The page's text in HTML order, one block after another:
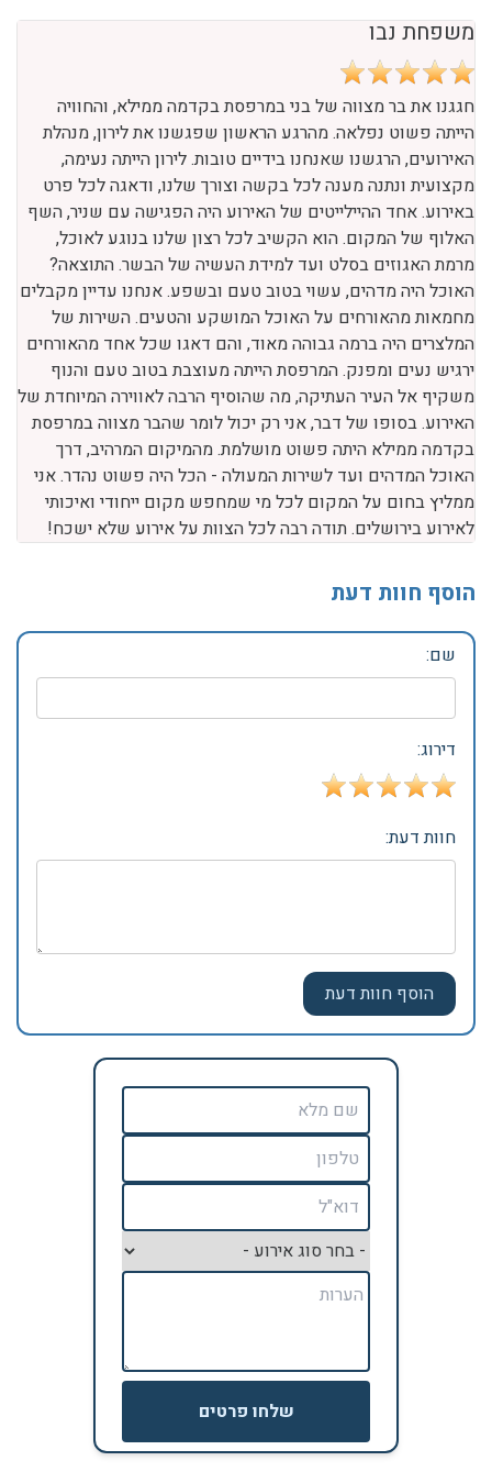
משפחת נבו
חגגנו את בר מצווה של בני במרפסת בקדמה ממילא, והחוויה
הייתה פשוט נפלאה. מהרגע הראשון שפגשנו את לירון, מנהלת
האירועים, הרגשנו שאנחנו בידיים טובות. לירון הייתה נעימה,
מקצועית ונתנה מענה לכל בקשה וצורך שלנו, ודאגה לכל פרט
באירוע. אחד ההיילייטים של האירוע היה הפגישה עם שניר, השף
האלוף של המקום. הוא הקשיב לכל רצון שלנו בנוגע לאוכל,
מרמת האגוזים בסלט ועד למידת העשיה של הבשר. התוצאה?
האוכל היה מדהים, עשוי בטוב טעם ובשפע. אנחנו עדיין מקבלים
מחמאות מהאורחים על האוכל המושקע והטעים. השירות של
המלצרים היה ברמה גבוהה מאוד, והם דאגו שכל אחד מהאורחים
ירגיש נעים ומפנק. המרפסת הייתה מעוצבת בטוב טעם והנוף
משקיף אל העיר העתיקה, מה שהוסיף הרבה לאווירה המיוחדת של
האירוע. בסופו של דבר, אני רק יכול לומר שהבר מצווה במרפסת
בקדמה ממילא היתה פשוט מושלמת. מהמיקום המרהיב, דרך
האוכל המדהים ועד לשירות המעולה - הכל היה פשוט נהדר. אני
ממליץ בחום על המקום לכל מי שמחפש מקום ייחודי ואיכותי
לאירוע בירושלים. תודה רבה לכל הצוות על אירוע שלא ישכח!
הוסף חוות דעת
שם:
דירוג:
חוות דעת:
שלחו פרטים